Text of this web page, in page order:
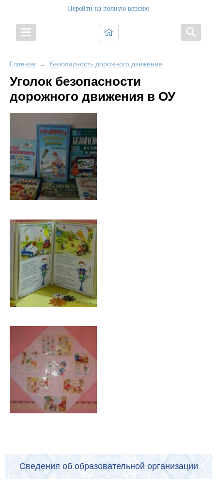
Перейти на полную версию
Главная → Безопасность дорожного движения
Уголок безопасности
дорожного движения в ОУ
Сведения об образовательной организации